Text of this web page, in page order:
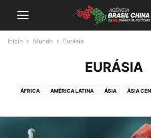
Início Mundo Eurásia
EURÁSIA
ÁFRICA AMÉRICA LATINA ÁSIA ÁSIA
OESTE ASIÁTICO POLITICA SUDESTE